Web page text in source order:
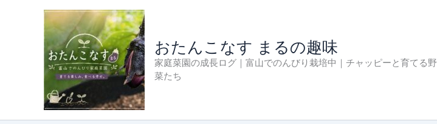
おたんこなす まるの趣味
家庭菜園の成長ログ｜富山でのんびり栽培中｜チャッピーと育てる野
菜たち